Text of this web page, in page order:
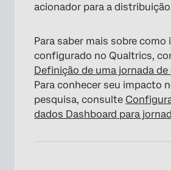
acionador para a
Para saber mais sobre como
configurado no Qualtrics,
Definição de uma jornada de
Para conhecer seu impacto
pesquisa, consulte
dados Dashboard para